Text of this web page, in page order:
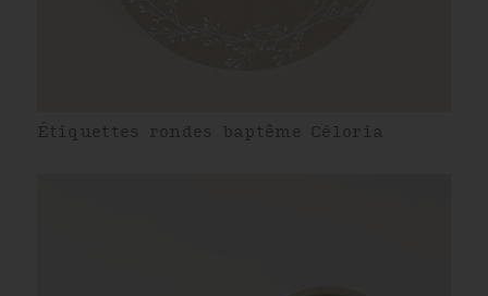
Étiquettes rondes baptême Céloria